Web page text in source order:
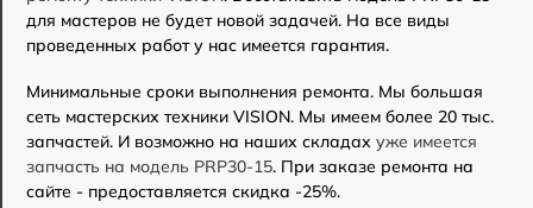
для мастеров не будет новой задачей. На все виды
проведенных работ у нас имеется гарантия.
Минимальные сроки выполнения ремонта. Мы большая
сеть мастерских техники VISION. Мы имеем более 20 тыс.
запчастей. И возможно на наших складах уже имеется
запчасть на модель PRP30-15. При заказе ремонта на
сайте - предоставляется скидка -25%.